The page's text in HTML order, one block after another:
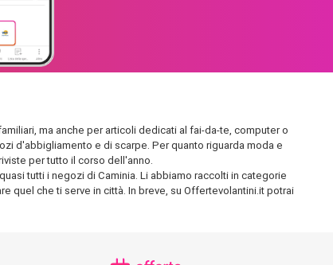
ma anche per articoli dedicati al fai-da-te, computer o
d'abbigliamento e di scarpe. Per quanto riguarda moda e
per tutto il corso dell'anno.
tutti i negozi di Caminia. Li abbiamo raccolti in categorie
quel che ti serve in città. In breve, su Offertevolantini.it potrai